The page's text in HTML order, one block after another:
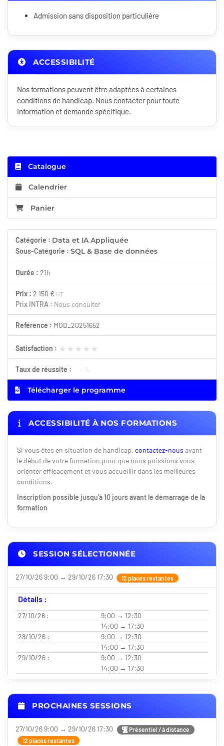
Admission sans disposition particulière
ACCESSIBILITÉ
Nos formations peuvent être adaptées à certaines
conditions de handicap. Nous contacter pour toute
information et demande spécifique.
Catalogue
Calendrier
Panier
Catégorie : Data et IA Appliquée
Sous-Catégorie : SQL & Base de données
Durée : 21h
Prix : 2 150 € HT
Prix INTRA : Nous consulter
Référence : MOD_20251652
Satisfaction : ★★★★★
★★★★★
Taux de réussite : - %
Télécharger le programme
ACCESSIBILITÉ À NOS FORMATIONS
Si vous êtes en situation de handicap, contactez-nous avant
le début de votre formation pour que nous puissions vous
orienter efficacement et vous accueillir dans les meilleures
conditions.
Inscription possible jusqu'à 10 jours avant le démarrage de la
formation
SESSION SÉLECTIONNÉE
27/10/26 9:00 → 29/10/26 17:30 12 places restantes
Détails :
27/10/26 :
9:00 → 12:30
14:00 → 17:30
28/10/26 :
9:00 → 12:30
14:00 → 17:30
29/10/26 :
9:00 → 12:30
14:00 → 17:30
PROCHAINES SESSIONS
27/10/26 9:00 → 29/10/26 17:30
Présentiel / à distance
12 places restantes